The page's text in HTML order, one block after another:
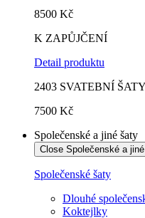
8500 Kč
K ZAPŮJČENÍ
Detail produktu
2403 SVATEBNÍ
7500 Kč
Společenské a jiné šaty
Close Společenské a
Společenské šaty
Dlouhé
Koktejlky